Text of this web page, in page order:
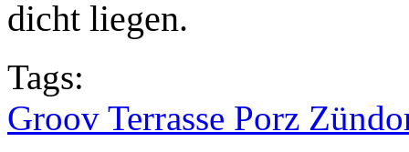
dicht liegen.
Tags:
Groov Terrasse Porz